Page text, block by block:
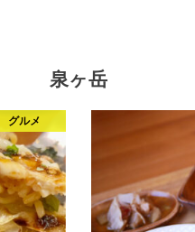
泉ヶ岳
グルメ